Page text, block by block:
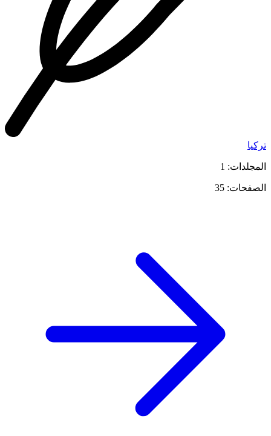
تركيا
المجلدات: 1
الصفحات: 35